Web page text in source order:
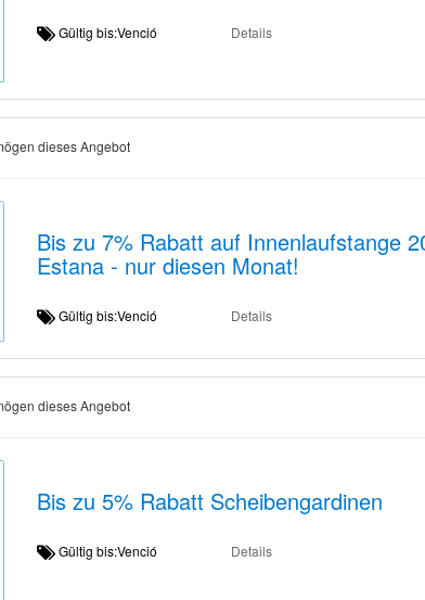
Gültig bis:Venció Details
dieses Angebot
Bis zu 7% Rabatt auf Innenlaufstange
Estana - nur diesen Monat!
Gültig bis:Venció Details
dieses Angebot
Bis zu 5% Rabatt Scheibengardinen
Gültig bis:Venció Details